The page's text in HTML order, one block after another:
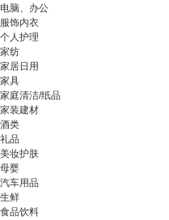
电脑、办公
服饰内衣
个人护理
家纺
家居日用
家具
家庭清洁/纸品
家装建材
酒类
礼品
美妆护肤
母婴
汽车用品
生鲜
食品饮料